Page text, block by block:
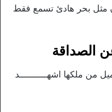
مثل بحر هادئ تسمع فقط
الصداقة
من ملكها اشهـــــــــــد